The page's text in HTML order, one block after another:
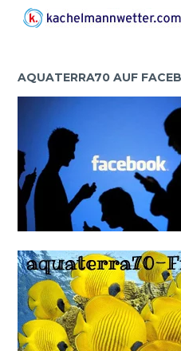
AQUATERRA70 AUF